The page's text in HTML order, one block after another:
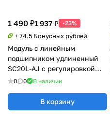
1 490 ₽1 937 ₽ -23%
+ 74.5 Бонусных рублей
Модуль с линейным
подшипником удлиненный
SC20L-AJ с регулировкой
натяга
0 0 В наличии
В корзину